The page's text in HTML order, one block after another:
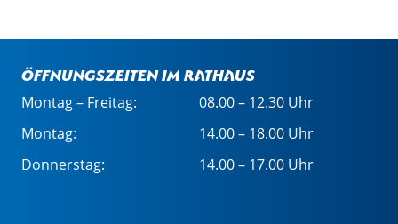
Öffnungszeiten im Rathaus
Montag – Freitag:
08.00 – 12.30 Uhr
Montag:
14.00 – 18.00 Uhr
Donnerstag:
14.00 – 17.00 Uhr